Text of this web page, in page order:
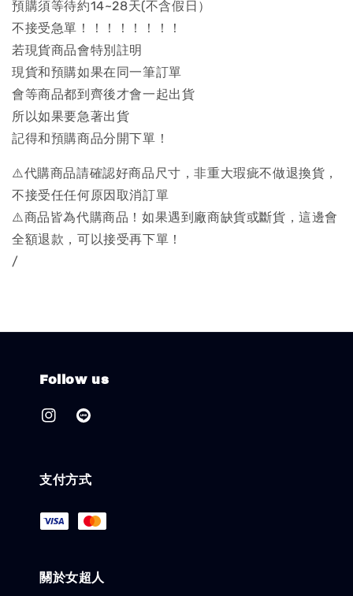
預購須等待約14~28天(不含假日）
不接受急單！！！！！！！！
若現貨商品會特別註明
現貨和預購如果在同一筆訂單
會等商品都到齊後才會一起出貨
所以如果要急著出貨
記得和預購商品分開下單！
⚠️代購商品請確認好商品尺寸，非重大瑕疵不做退換貨，
不接受任任何原因取消訂單
⚠️商品皆為代購商品！如果遇到廠商缺貨或斷貨，這邊會
全額退款，可以接受再下單！
/
Follow us
支付方式
關於女超人